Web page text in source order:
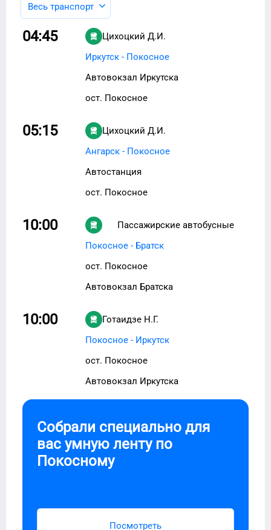
Весь транспорт
04:45
Цихоцкий Д.И.
Иркутск - Покосное
Автовокзал Иркутска
ост. Покосное
05:15
Цихоцкий Д.И.
Ангарск - Покосное
Автостанция
ост. Покосное
10:00
Пассажирские автобусные
перевозки
Покосное - Братск
ост. Покосное
Автовокзал Братска
10:00
Готаидзе Н.Г.
Покосное - Иркутск
ост. Покосное
Автовокзал Иркутска
Собрали специально для
вас умную ленту по
Покосному
Посмотреть